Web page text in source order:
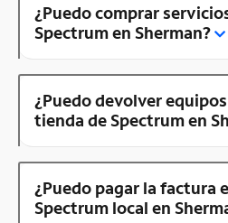
¿Puedo comprar
Spectrum en Sherman?
¿Puedo devolver
tienda de Spectrum en
¿Puedo pagar la factura
Spectrum local en